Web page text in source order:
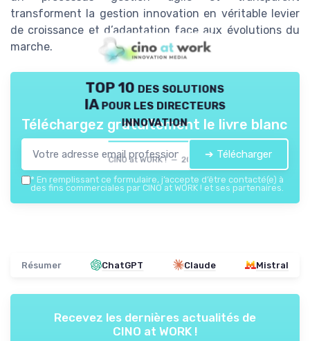
transforment la gestion innovation en véritable levier
de croissance et d’adaptation face aux évolutions du
marche.
TOP 10 des solutions
IA pour les directeurs
innovation
CINO at WORK ! — 2026
Téléchargez gratuitement le livre blanc
➔ Télécharger
* En remplissant ce formulaire, j’accepte d’être contacté(e) à
des fins commerciales par CINO at WORK ! et ses partenaires.
Résumer ChatGPT Claude Mistral
Recevez les dernières actualités de
CINO at WORK !